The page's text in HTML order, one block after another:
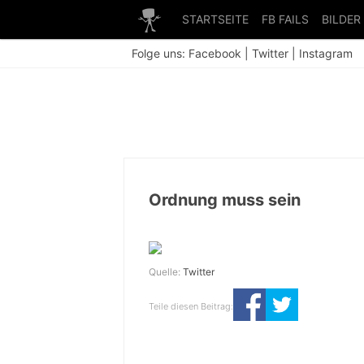
STARTSEITE FB FAILS BILDER
Folge uns: Facebook Twitter Instagram
Ordnung muss sein
Quelle: Twitter
Teile diesen Beitrag: